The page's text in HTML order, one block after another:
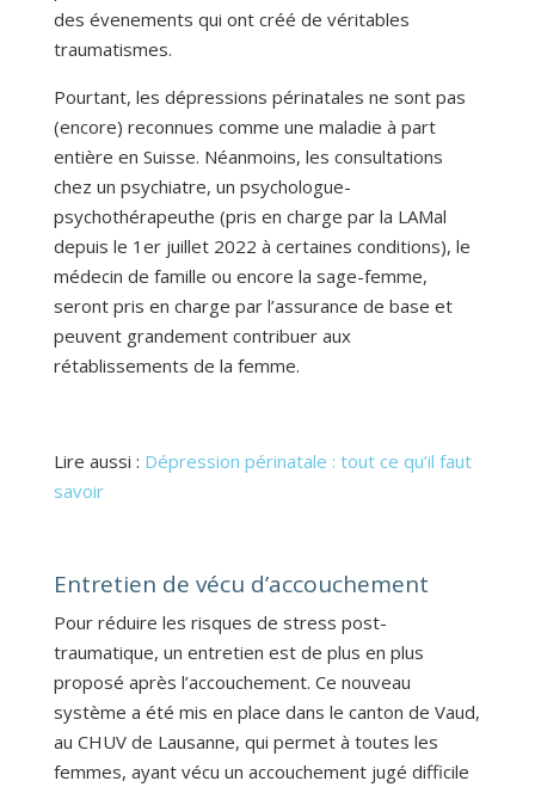
des évenements qui ont créé de véritables
traumatismes.
Pourtant, les dépressions périnatales ne sont pas
(encore) reconnues comme une maladie à part
entière en Suisse. Néanmoins, les consultations
chez un psychiatre, un psychologue-
psychothérapeuthe (pris en charge par la LAMal
depuis le 1er juillet 2022 à certaines conditions), le
médecin de famille ou encore la sage-femme,
seront pris en charge par l’assurance de base et
peuvent grandement contribuer aux
rétablissements de la femme.
Lire aussi : Dépression périnatale : tout ce qu’il faut
savoir
Entretien de vécu d’accouchement
Pour réduire les risques de stress post-
traumatique, un entretien est de plus en plus
proposé après l’accouchement. Ce nouveau
système a été mis en place dans le canton de Vaud,
au CHUV de Lausanne, qui permet à toutes les
femmes, ayant vécu un accouchement jugé difficile